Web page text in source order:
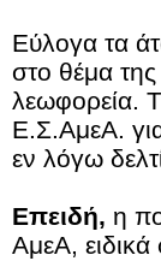
Εύλογα τα
στο θέμα
λεωφορεία.
Ε.Σ.ΑμεΑ.
εν λόγω
Επειδή, η
ΑμεΑ, ειδικά